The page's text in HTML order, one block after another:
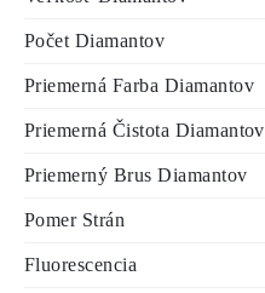
Počet Diamantov
Priemerná Farba Diamantov
Priemerná Čistota Diamantov
Priemerný Brus Diamantov
Pomer Strán
Fluorescencia